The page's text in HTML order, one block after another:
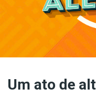
Um ato de